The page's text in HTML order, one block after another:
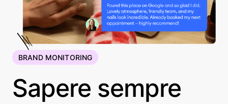
BRAND MONITORING
Sapere sempre